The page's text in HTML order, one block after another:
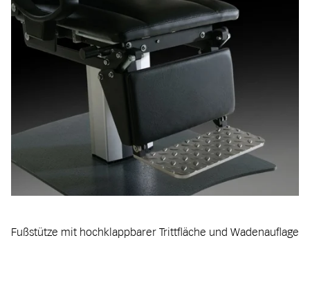
Fußstütze mit hochklappbarer Trittfläche und Wadenauflage